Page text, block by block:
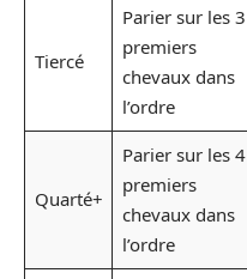
Tiercé
Parier sur les 3
premiers
chevaux dans
l’ordre
Quarté+
Parier sur les 4
premiers
chevaux dans
l’ordre